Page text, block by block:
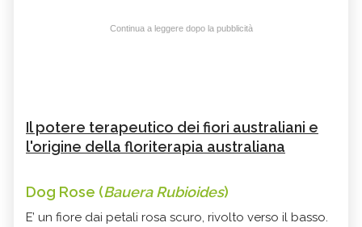
Continua a leggere dopo la pubblicità
Il potere terapeutico dei fiori australiani e
l'origine della floriterapia australiana
Dog Rose (Bauera Rubioides)
E’ un fiore dai petali rosa scuro, rivolto verso il basso.